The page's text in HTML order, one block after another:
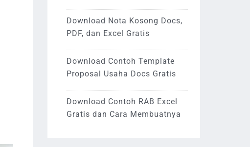
Download Nota Kosong Docs,
PDF, dan Excel Gratis
Download Contoh Template
Proposal Usaha Docs Gratis
Download Contoh RAB Excel
Gratis dan Cara Membuatnya